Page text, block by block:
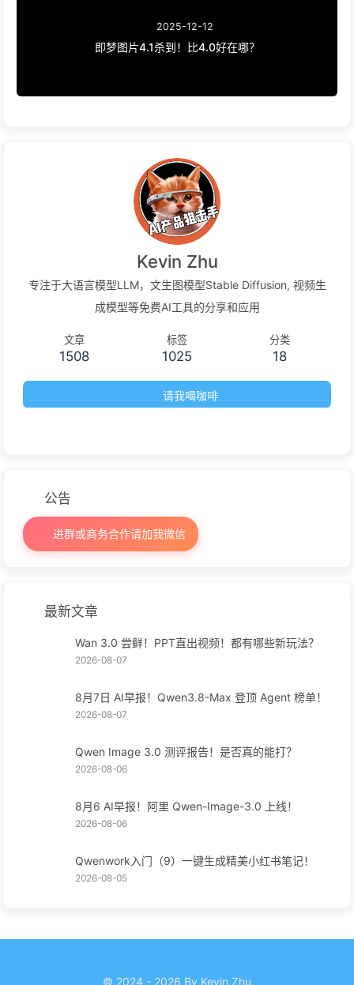
2025-12-12
即梦图片4.1杀到！比4.0好在哪？
Kevin Zhu
专注于大语言模型LLM，文生图模型Stable Diffusion, 视频生
成模型等免费AI工具的分享和应用
文章
1508
标签
1025
分类
18
请我喝咖啡
公告
进群或商务合作请加我微信
最新文章
Wan 3.0 尝鲜！PPT直出视频！都有哪些新玩法？
2026-08-07
8月7日 AI早报！Qwen3.8-Max 登顶 Agent 榜单！
2026-08-07
Qwen Image 3.0 测评报告！是否真的能打？
2026-08-06
8月6 AI早报！阿里 Qwen-Image-3.0 上线！
2026-08-06
Qwenwork入门（9）一键生成精美小红书笔记！
2026-08-05
© 2024 - 2026 By Kevin Zhu